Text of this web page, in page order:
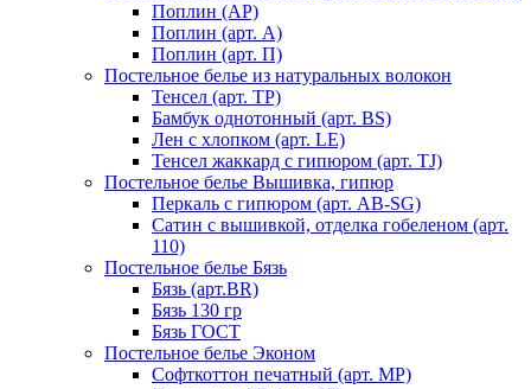
Поплин (AP)
Поплин (арт. А)
Поплин (арт. П)
Постельное белье из натуральных волокон
Тенсел (арт. ТР)
Бамбук однотонный (арт. BS)
Лен с хлопком (арт. LE)
Тенсел жаккард с гипюром (арт. TJ)
Постельное белье Вышивка, гипюр
Перкаль с гипюром (арт. AB-SG)
Сатин с вышивкой, отделка гобеленом (арт.
110)
Постельное белье Бязь
Бязь (арт.BR)
Бязь 130 гр
Бязь ГОСТ
Постельное белье Эконом
Софткоттон печатный (арт. MР)